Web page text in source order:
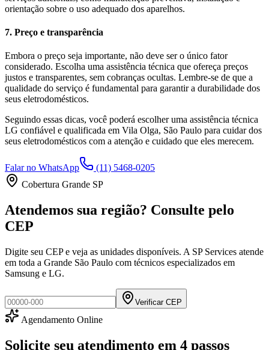
orientação sobre o uso adequado dos aparelhos.
7. Preço e transparência
Embora o preço seja importante, não deve ser o único fator
considerado. Escolha uma assistência técnica que ofereça preços
justos e transparentes, sem cobranças ocultas. Lembre-se de que a
qualidade do serviço é fundamental para garantir a durabilidade dos
seus eletrodomésticos.
Seguindo essas dicas, você poderá escolher uma assistência técnica
LG confiável e qualificada em Vila Olga, São Paulo para cuidar dos
seus eletrodomésticos com a atenção e cuidado que eles merecem.
Falar no WhatsApp
(11) 5468-0205
Cobertura Grande SP
Atendemos sua região? Consulte pelo
CEP
Digite seu CEP e veja as unidades disponíveis. A SP Services atende
em toda a Grande São Paulo com técnicos especializados em
Samsung e LG.
Verificar CEP
Agendamento Online
Solicite seu atendimento em 4 passos